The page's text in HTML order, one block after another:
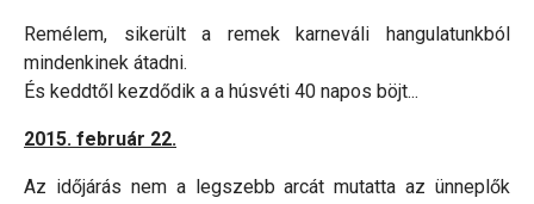
Remélem, sikerült a remek karneváli hangulatunkból
mindenkinek átadni.
És keddtől kezdődik a a húsvéti 40 napos böjt...
2015. február 22.
Az időjárás nem a legszebb arcát mutatta az ünneplők